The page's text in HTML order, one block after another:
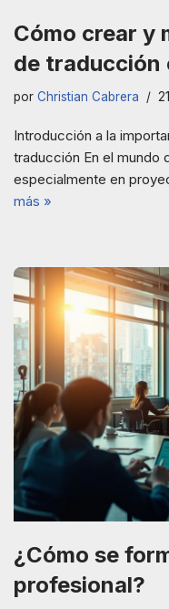
Cómo crear y
de traducción
por Christian Cabrera
Introducción a la
traducción En el mundo
especialmente en
más »
¿Cómo se
profesional?